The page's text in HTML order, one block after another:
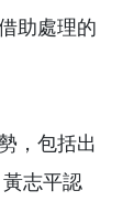
助處理的
，包括出
志平認